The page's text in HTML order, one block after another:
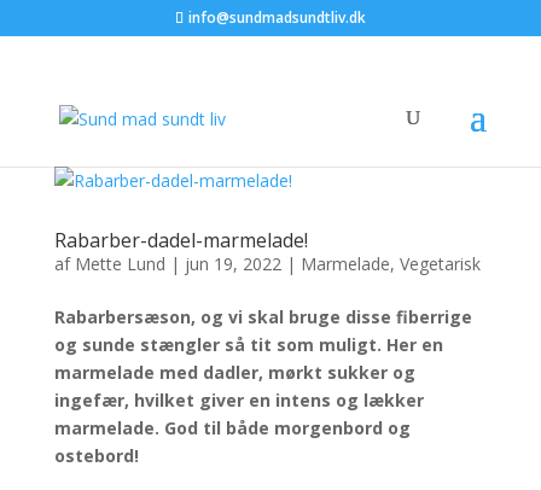
info@sundmadsundtliv.dk
Rabarber-dadel-marmelade!
af Mette Lund | jun 19, 2022| Marmelade, Vegetarisk
Rabarbersæson, og vi skal bruge disse fiberrige
og sunde stængler så tit som muligt. Her en
marmelade med dadler, mørkt sukker og
ingefær, hvilket giver en intens og lækker
marmelade. God til både morgenbord og
ostebord!